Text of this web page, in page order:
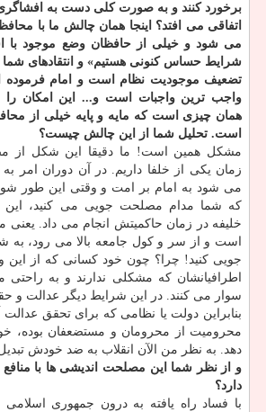
برخورد كنند و به صورت كلی دست به
اتفاقی می افتد؟ اینجا همان چالش ما با
می شود و خیلی از حافظان وضع موجود با
شرایط حساس كنونی هستیم» و انتقادهای
تضعیف موجودیت نظام است و امام فرموده
واجب ترین واجبات است و... این امكان را
همان چیزی است كه مایه و پایه خیلی از
است. تحلیل شما از این چالش چیست؟
مشكل همین است! ما دقیقا این شكل از
زمان یكی از خلفا داریم. در آن دوران امر
می شود به امام بر امت و وقتی این طور
كه شما مدام مصلحت جویی می كنید،
خلیفه در زمان حاكمیتش انجام می داد. یعنی
است و از سر و كول جامعه بالا می رود، به
جویی كنید! چرا؟ چون خود كسانی كه از این
اطرافیانشان كه مشكلی ندارند و به
سوار می كنند. در این شرایط دیگر عدالت و
بنابراین دولت یا نظامی كه برای تحقق
محرومیت از محرومان و مستضعفان بوده،
دهد. به نظر من الآن انقلاب به ضد خودش
و از نظر شما این مصلحت اندیشی ها با منافع
دارد؟
با فساد راه یافته به درون جمهوری اسلامی